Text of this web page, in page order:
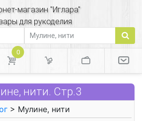
магазин "Иглара"
для рукоделия
0
нити. Стр.3
> Мулине, нити